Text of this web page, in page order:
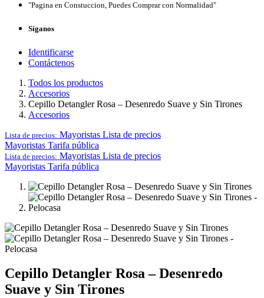
"Pagina en Constuccion, Puedes Comprar con Normalidad"
Síganos
Identificarse
Contáctenos
Todos los productos
Accesorios
Cepillo Detangler Rosa – Desenredo Suave y Sin Tirones
Accesorios
Lista de precios: Mayoristas Lista de precios
Mayoristas Tarifa pública
Lista de precios: Mayoristas Lista de precios
Mayoristas Tarifa pública
Cepillo Detangler Rosa – Desenredo
Suave y Sin Tirones